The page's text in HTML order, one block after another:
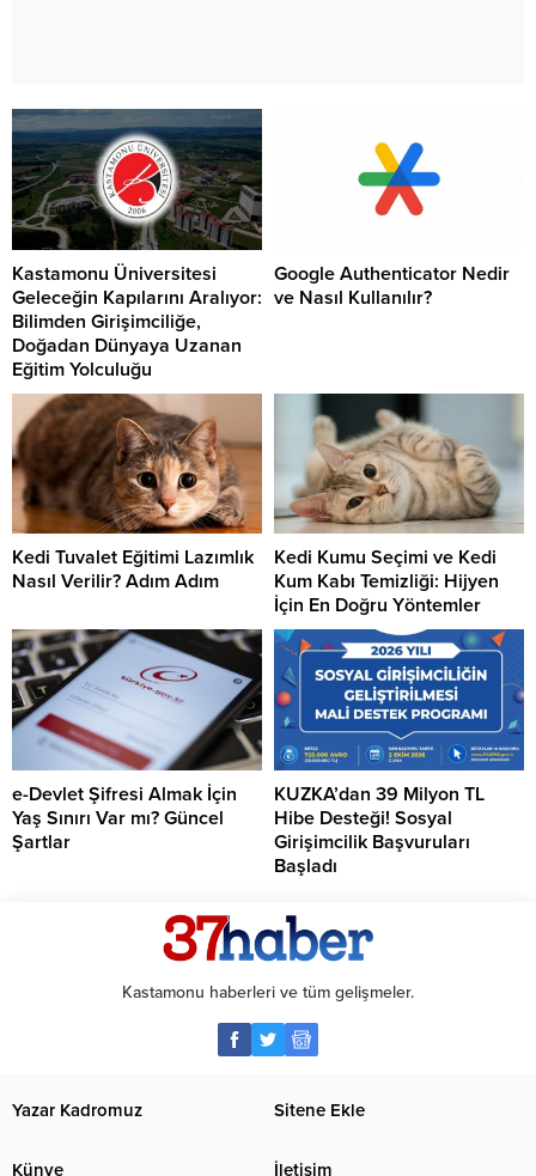
Kastamonu Üniversitesi
Geleceğin Kapılarını Aralıyor:
Bilimden Girişimciliğe,
Doğadan Dünyaya Uzanan
Eğitim Yolculuğu
Google Authenticator Nedir
ve Nasıl Kullanılır?
Kedi Tuvalet Eğitimi Lazımlık
Nasıl Verilir? Adım Adım
Kedi Kumu Seçimi ve Kedi
Kum Kabı Temizliği: Hijyen
İçin En Doğru Yöntemler
e-Devlet Şifresi Almak İçin
Yaş Sınırı Var mı? Güncel
Şartlar
KUZKA’dan 39 Milyon TL
Hibe Desteği! Sosyal
Girişimcilik Başvuruları
Başladı
Kastamonu haberleri ve tüm gelişmeler.
Yazar Kadromuz Sitene Ekle
Künye İletişim